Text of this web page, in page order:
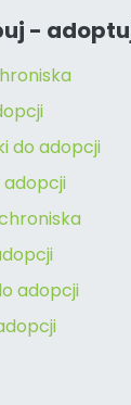
-
do adopcji
adopcji
adopcji